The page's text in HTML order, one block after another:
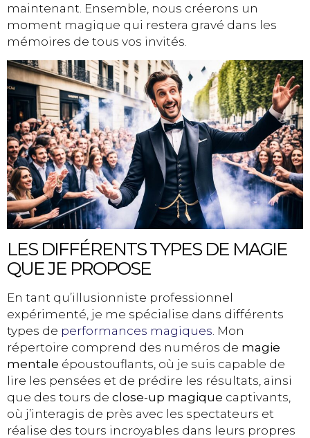
maintenant. Ensemble, nous créerons un
moment magique qui restera gravé dans les
mémoires de tous vos invités.
LES DIFFÉRENTS TYPES DE MAGIE
QUE JE PROPOSE
En tant qu’illusionniste professionnel
expérimenté, je me spécialise dans différents
types de performances magiques . Mon
répertoire comprend des numéros de magie
mentale époustouflants, où je suis capable de
lire les pensées et de prédire les résultats, ainsi
que des tours de close-up magique captivants,
où j’interagis de près avec les spectateurs et
réalise des tours incroyables dans leurs propres